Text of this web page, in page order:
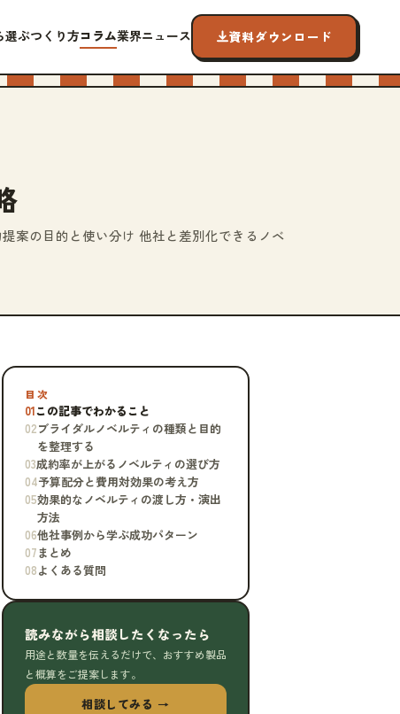
選ぶつくり方コラム業界ニュース 資料ダウンロード
案の目的と使い分け 他社と差別化できるノベ
目次
01この記事でわかること
02ブライダルノベルティの種類と目的
を整理する
03成約率が上がるノベルティの選び方
04予算配分と費用対効果の考え方
05効果的なノベルティの渡し方・演出
方法
06他社事例から学ぶ成功パターン
07まとめ
08よくある質問
読みながら相談したくなったら
用途と数量を伝えるだけで、おすすめ製品
と概算をご提案します。
相談してみる →